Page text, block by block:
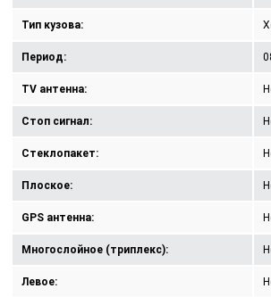
Тип кузова:
Период:
TV антенна:
Стоп сигнал:
Стеклопакет:
Плоское:
GPS антенна:
Многослойное (триплекс):
Левое: